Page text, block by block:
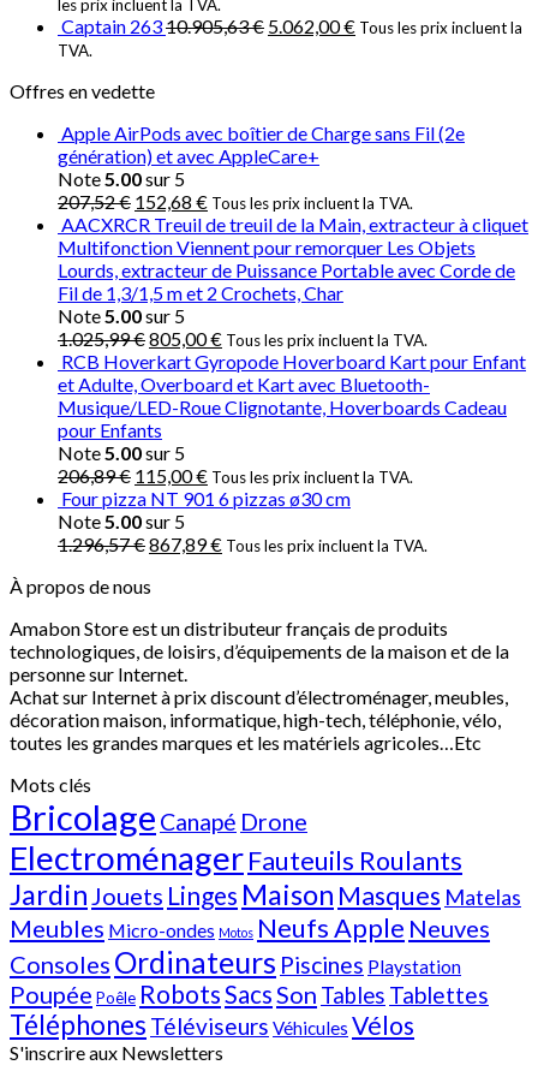
les prix incluent la TVA.
Captain 26310.905,63€ 5.062,00€ Tous les prix incluent la
TVA.
Offres en vedette
Apple AirPods avec boîtier de Charge sans Fil (2e
génération) et avec AppleCare+
Note5.00sur 5
207,52€ 152,68 € Tous les prix incluent la TVA.
AACXRCR Treuil de treuil de la Main, extracteur à cliquet
Multifonction Viennent pour remorquer Les Objets
Lourds, extracteur de Puissance Portable avec Corde de
Fil de 1,3/1,5 m et 2 Crochets, Char
Note5.00sur 5
1.025,99€805,00€ Tous les prix incluent la TVA.
RCB Hoverkart Gyropode Hoverboard Kart pour Enfant
et Adulte, Overboard et Kart avec Bluetooth-
Musique/LED-Roue Clignotante, Hoverboards Cadeau
pour Enfants
Note5.00sur 5
206,89€ 115,00€ Tous les prix incluent la TVA.
Four pizza NT 901 6 pizzas ø30 cm
Note5.00sur 5
1.296,57€867,89€ Tous les prix incluent la TVA.
À propos de nous
AmabonStore est un distributeur français de produits
technologiques, de loisirs, d’équipements de la maison et de la
personne sur Internet.
Achat sur Internet à prix discount d’électroménager, meubles,
décoration maison, informatique, high-tech, téléphonie, vélo,
toutes les grandes marques et les matériels agricoles…Etc
Mots clés
Bricolage Canapé Drone
ElectroménagerFauteuils Roulants
JardinJouets Linges Maison Masques Matelas
Meubles Micro-ondes Motos Neufs Apple Neuves
Consoles Ordinateurs Piscines Playstation
Poupée Poêle RobotsSacsSon Tables Tablettes
Téléphones Téléviseurs Véhicules Vélos
S'inscrire aux Newsletters